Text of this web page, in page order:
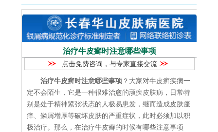
治疗牛皮癣时注意哪些事项
点击免费咨询，与专家直接交流
治疗牛皮癣时注意哪些事项 ？大家对牛皮癣疾病一
定不会陌生，它是一种很难治愈的顽疾皮肤病，日常特
别是处于精神紧张状态的人极易患发，继而造成皮肤瘙
痒、鳞屑增厚等破坏皮肤的严重症状，此时必须加以积
极治疗。那么，在治疗牛皮癣的时候有哪些注意事项